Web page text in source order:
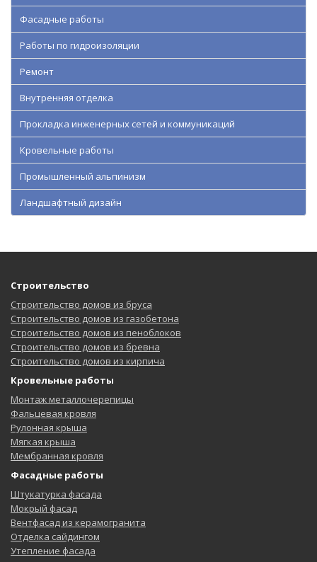
Фасадные работы
Работы по гидроизоляции
Ремонт
Внутренняя отделка
Прокладка инженерных сетей и коммуникаций
Кровельные работы
Промышленный альпинизм
Ландшафтный дизайн
Строительство
Строительство домов из бруса
Строительство домов из газобетона
Строительство домов из пеноблоков
Строительство домов из бревна
Строительство домов из кирпича
Кровельные работы
Монтаж металлочерепицы
Фальцевая кровля
Рулонная крыша
Мягкая крыша
Мембранная кровля
Фасадные работы
Штукатурка фасада
Мокрый фасад
Вентфасад из керамогранита
Отделка сайдингом
Утепление фасада